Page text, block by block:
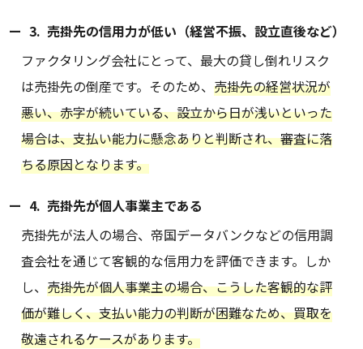
3. 売掛先の信用力が低い（経営不振、設立直後など）
ファクタリング会社にとって、最大の貸し倒れリスク
は売掛先の倒産です。そのため、売掛先の経営状況が
悪い、赤字が続いている、設立から日が浅いといった
場合は、支払い能力に懸念ありと判断され、審査に落
ちる原因となります。
4. 売掛先が個人事業主である
売掛先が法人の場合、帝国データバンクなどの信用調
査会社を通じて客観的な信用力を評価できます。しか
し、売掛先が個人事業主の場合、こうした客観的な評
価が難しく、支払い能力の判断が困難なため、買取を
敬遠されるケースがあります。